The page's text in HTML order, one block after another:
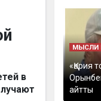
в
МЫСЛИ
«Қария
айтты